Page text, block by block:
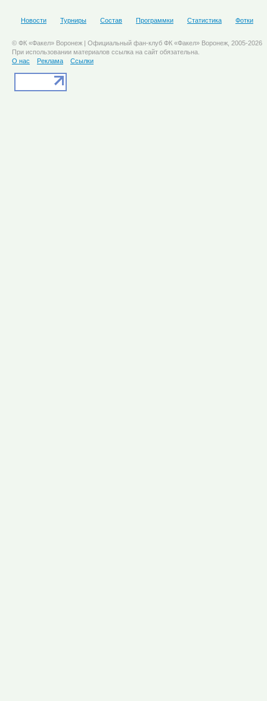
Новости Турниры Состав Программки Статистика Фотки
© ФК «Факел» Воронеж | Официальный фан-клуб ФК «Факел» Воронеж, 2005-2026
При использовании материалов ссылка на сайт обязательна.
О нас
Реклама Ссылки